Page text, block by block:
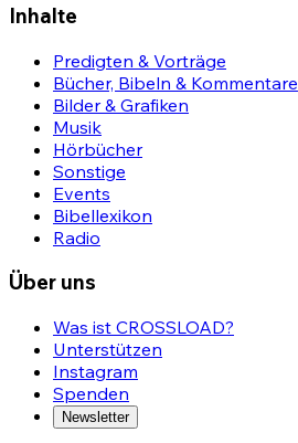
Inhalte
Predigten & Vorträge
Bücher, Bibeln & Kommentare
Bilder & Grafiken
Musik
Hörbücher
Sonstige
Events
Bibellexikon
Radio
Über uns
Was ist CROSSLOAD?
Unterstützen
Instagram
Spenden
Newsletter